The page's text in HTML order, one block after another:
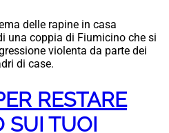
delle rapine in casa
una coppia di Fiumicino che si
violenta da parte dei
di case.
RESTARE
SUI TUOI